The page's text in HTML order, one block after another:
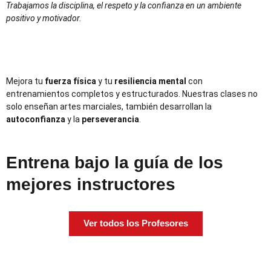
Trabajamos la disciplina, el respeto y la confianza en un ambiente
positivo y motivador.
Mejora tu fuerza físicay tu resiliencia mental con
entrenamientos completos y estructurados. Nuestras clases no
solo enseñan artes marciales, también desarrollan la
autoconfianzay la perseverancia.
Entrena bajo la guía de los
mejores instructores
Ver todos los Profesores